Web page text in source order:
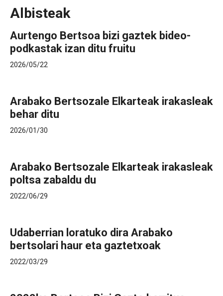
Albisteak
Aurtengo Bertsoa bizi gaztek bideo-
podkastak izan ditu fruitu
2026/05/22
Arabako Bertsozale Elkarteak irakasleak
behar ditu
2026/01/30
Arabako Bertsozale Elkarteak irakasleak
poltsa zabaldu du
2022/06/29
Udaberrian loratuko dira Arabako
bertsolari haur eta gaztetxoak
2022/03/29